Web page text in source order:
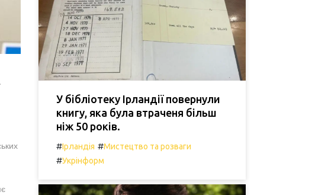
У бібліотеку Ірландії повернули
книгу, яка була втраченя більш
ніж 50 років.
#Ірландія #Мистецтво та розваги
#Укрінформ